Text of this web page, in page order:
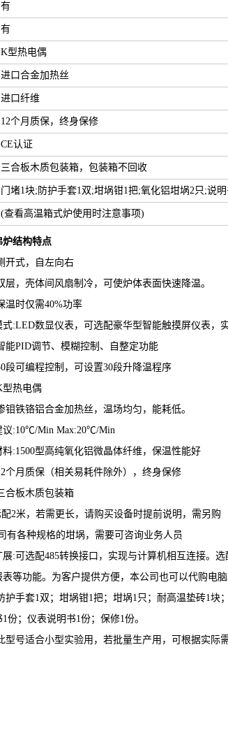
有
有
K型热电偶
进口合金加热丝
进口纤维
12个月质保，终身保修
CE认证
三合板木质包装箱，包装箱不回收
门堵1块;防护手套1双;坩埚钳1把;氧化铝坩埚2只;说
(查看高温箱式炉使用时注意事项)
炉结构特点
开式，自左向右
层，壳体间风扇制冷，可使炉体表面快速降温。
温时仅需40%功率
式:LED数显仪表，可选配豪华型智能触摸屏仪表，
能PID调节、模糊控制、自整定功能
段可编程控制，可设置30段升降温程序
型热电偶
钼铁铬铝合金加热丝，温场均匀，能耗低。
议:10℃/Min Max:20℃/Min
:1500型高纯氧化铝微晶体纤维，保温性能好
个月质保（相关易耗件除外），终身保修
合板木质包装箱
2米，若需更长，请购买设备时提前说明，需另购
各种规格的坩埚，需要可咨询业务人员
:可选配485转换接口，实现与计算机相互连接。
等功能。为客户提供方便，本公司也可以代购电脑
护手套1双；坩埚钳1把；坩埚1只；耐高温垫砖1块；
份；仪表说明书1份；保修1份。
型号适合小型实验用，若批量生产用，可根据实际